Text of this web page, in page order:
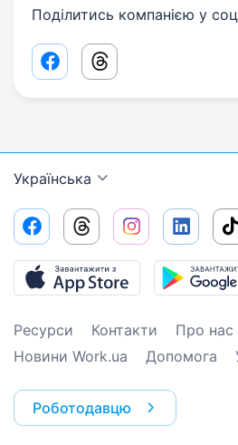
Поділитись компанією у
Facebook share link
Threads share link
Українська
Ресурси Контакти Про нас
Новини Work.ua
Допомога
Роботодавцю